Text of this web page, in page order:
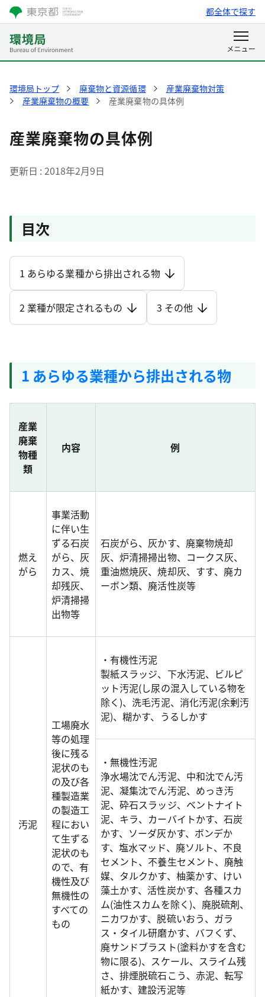
都全体で探す
環境局トップ 廃棄物と資源循環
産業廃棄物対策
産業廃棄物の概要
産業廃棄物の具体例
産業廃棄物の具体例
更新日 2018年2月9日
目次
1 あらゆる業種から排出される物
2 業種が限定されるもの 3 その他
1 あらゆる業種から排出される物
産業
廃棄
物種
類
内容 例
燃え
がら
事業活動
に伴い生
ずる石炭
がら、灰
カス、焼
却残灰、
炉清掃掃
出物等
石炭がら、灰かす、廃棄物焼却
灰、炉清掃掃出物、コークス灰、
重油燃焼灰、焼却灰、すす、廃カ
ーボン類、廃活性炭等
汚泥
工場廃水
等の処理
後に残る
泥状のも
の及び各
種製造業
の製造工
程におい
て生ずる
泥状のも
ので、有
機性及び
無機性の
すべての
もの
・有機性汚泥
製紙スラッジ、下水汚泥、ビルピ
ット汚泥(し尿の混入している物を
除く)、洗毛汚泥、消化汚泥(余剰汚
泥)、糊かす、うるしかす
・無機性汚泥
浄水場沈でん汚泥、中和沈でん汚
泥、凝集沈でん汚泥、めっき汚
泥、砕石スラッジ、ベントナイト
泥、キラ、カーバイトかす、石炭
かす、ソーダ灰かす、ボンデか
す、塩水マッド、廃ソルト、不良
セメント、不養生セメント、廃触
媒、タルクかす、柚薬かす、けい
藻土かす、活性炭かす、各種スカ
ム(油性スカムを除く)、廃脱硫剤、
ニカワかす、脱硫いおう、ガラ
ス・タイル研磨かす、バフくず、
廃サンドブラスト(塗料かすを含む
物に限る)、スケール、スライム残
さ、排煙脱硫石こう、赤泥、転写
紙かす、建設汚泥等